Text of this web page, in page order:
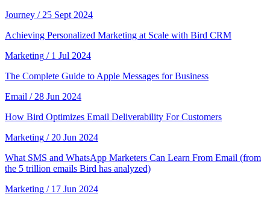
Journey / 25 Sept 2024
Achieving Personalized Marketing at Scale with Bird CRM
Marketing / 1 Jul 2024
The Complete Guide to Apple Messages for Business
Email / 28 Jun 2024
How Bird Optimizes Email Deliverability For Customers
Marketing / 20 Jun 2024
What SMS and WhatsApp Marketers Can Learn From Email (from
the 5 trillion emails Bird has analyzed)
Marketing / 17 Jun 2024